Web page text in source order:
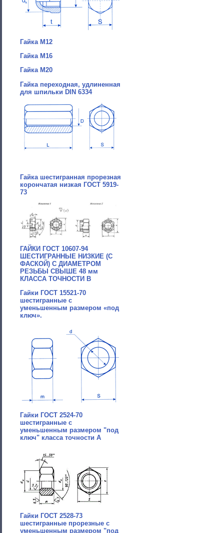
Гайка М12
Гайка М16
Гайка М20
Гайка переходная, удлиненная
для шпильки DIN 6334
Гайка шестигранная прорезная
корончатая низкая ГОСТ 5919-
73
ГАЙКИ ГОСТ 10607-94
ШЕСТИГРАННЫЕ НИЗКИЕ (С
ФАСКОЙ) С ДИАМЕТРОМ
РЕЗЬБЫ СВЫШЕ 48 мм
КЛАССА ТОЧНОСТИ В
Гайки ГОСТ 15521-70
шестигранные с
уменьшенным размером «под
ключ».
Гайки ГОСТ 2524-70
шестигранные с
уменьшенным размером "под
ключ" класса точности A
Гайки ГОСТ 2528-73
шестигранные прорезные с
уменьшенным размером "под